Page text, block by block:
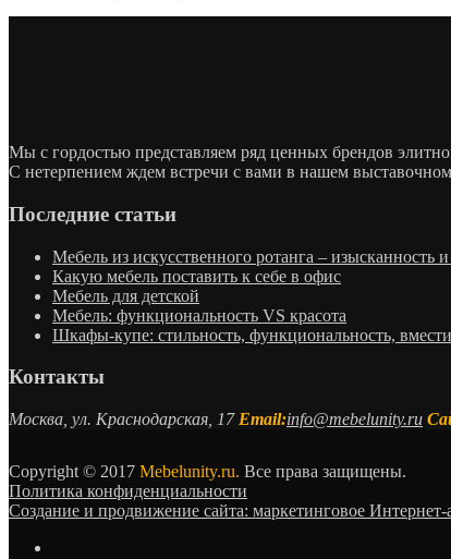
Мы с гордостью представляем ряд ценных брендов
С нетерпением ждем встречи с вами в нашем
Последние статьи
Мебель из искусственного ротанга – изысканность
Какую мебель поставить к себе в офис
Мебель для детской
Мебель: функциональность VS красота
Шкафы-купе: стильность, функциональность,
Контакты
Москва, ул. Краснодарская, 17 Email:info@mebelunity.ru
Copyright © 2017 Mebelunity.ru. Все права защищены.
Политика конфиденциальности
Создание и продвижение сайта: маркетинговое Интернет-